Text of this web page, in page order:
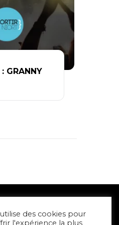
GRANNY
des cookies pour
l'expérience la plus